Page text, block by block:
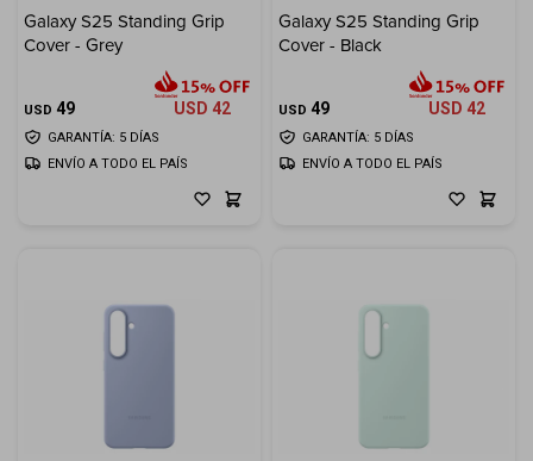
Galaxy S25 Standing Grip
Cover - Grey
USD 49 USD 42
GARANTÍA: 5 DÍAS
ENVÍO A TODO EL PAÍS
Galaxy S25 Standing Grip
Cover - Black
USD 49 USD 42
GARANTÍA: 5 DÍAS
ENVÍO A TODO EL PAÍS